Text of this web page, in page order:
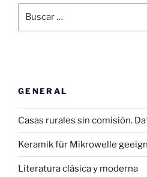
por:
GENERAL
Casas rurales sin comisión.
Keramik für Mikrowelle
Literatura clásica y moderna